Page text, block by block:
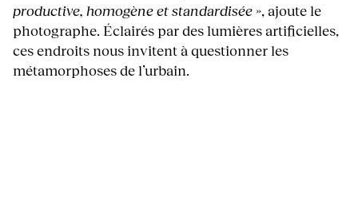
productive, homogène et standardisée », ajoute le
photographe. Éclairés par des lumières artificielles,
ces endroits nous invitent à questionner les
métamorphoses de l’urbain.